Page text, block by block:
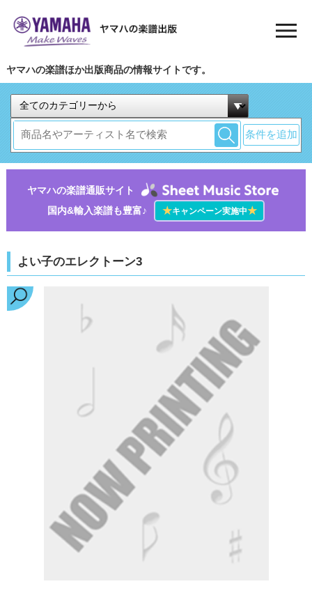
ヤマハの楽譜ほか出版商品の情報サイトです。
条件を追加
ヤマハの楽譜通販サイト
国内&輸入楽譜も豊富♪
★キャンペーン実施中★
よい子のエレクトーン3